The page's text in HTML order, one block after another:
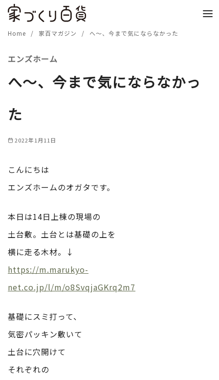
Home 家百マガジン へ～、今まで気にならなかった
エンズホーム
へ～、今まで気にならなかっ
た
2022年1月11日
こんにちは
エンズホームのオガタです。
本日は14日上棟の現場の
土台敷。土台とは基礎の上を
横に走る木材。↓
https://m.marukyo-
net.co.jp/l/m/o8SvqjaGKrq2m7
基礎にスミ打って、
気密パッキン敷いて
土台に穴開けて
それぞれの